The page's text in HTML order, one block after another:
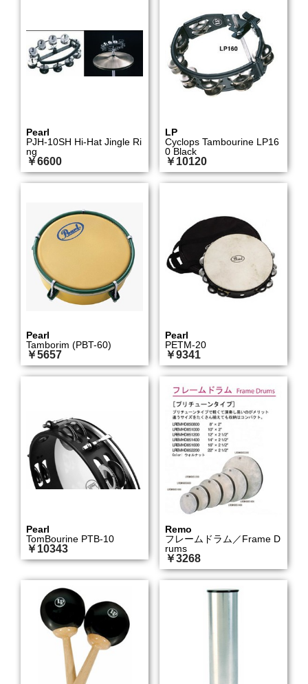
Pearl
PJH-10SH Hi-Hat Jingle Ri
ng
￥6600
LP
Cyclops Tambourine LP16
0 Black
￥10120
Pearl
Tamborim (PBT-60)
￥5657
Pearl
PETM-20
￥9341
Pearl
TomBourine PTB-10
￥10343
Remo
フレームドラム／Frame D
rums
￥3268